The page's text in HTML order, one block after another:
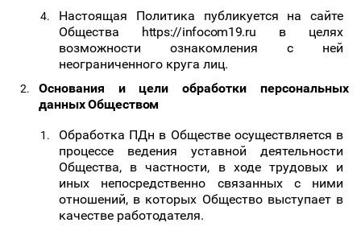
Настоящая
Политика публикуется на сайте
Общества https://infocom19.ru в
целях
возможности ознакомления с ней
неограниченного круга лиц.
Основания
и цели обработки
персональных
данныхОбществом
Обработка ПДн в Обществе осуществляется в
процессе ведения уставной деятельности
Общества, в частности, в ходе трудовых и
иных непосредственно связанных с ними
отношений, в которых Общество выступает в
качестве работодателя.